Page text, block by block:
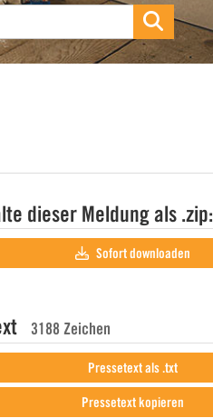
dieser Meldung als .zip:
Sofort downloaden
3188 Zeichen
Pressetext als .txt
Pressetext kopieren